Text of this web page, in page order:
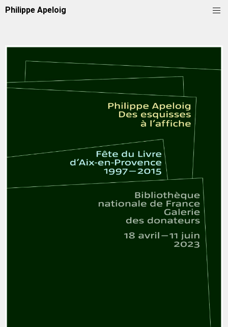
Philippe Apeloig